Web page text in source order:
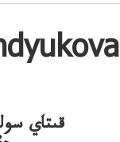
قىتاي